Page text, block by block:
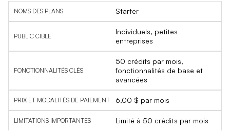
Starter
Individuels, petites
entreprises
50 crédits par mois,
fonctionnalités de base et
avancées
6,00 $ par mois
Limité à 50 crédits par mois